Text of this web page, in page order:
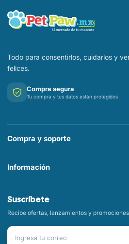
Todo para consentirlos, cuidarlos y
felices.
Compra segura
Tu compra y tus datos están protegidos
Compra y soporte
Información
Suscríbete
Recibe ofertas, lanzamientos y
Correo electrónico